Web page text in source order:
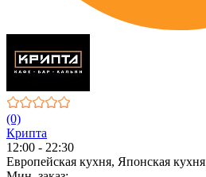
(0)
Крипта
12:00 - 22:30
Европейская кухня, Японская кухня